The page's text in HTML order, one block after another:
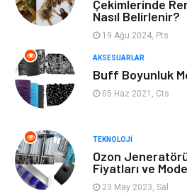
Anne &
Ev İşleri Modifiye
Astroloji
cep telefonu
ekonomik e-ticaret
Çekimlerinde
Nasıl Belirlenir?
19 Ağu 2024, Pts
AKSESUARLAR
Buff Boyunluk
05 Haz 2021, Cts
TEKNOLOJI
Ozon
Fiyatları ve
23 May 2023, Sal